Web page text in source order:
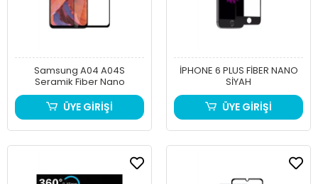
Samsung A04 A04S
Seramik Fiber Nano
ÜYE GİRİŞİ
İPHONE 6 PLUS FİBER NANO
SİYAH
ÜYE GİRİŞİ